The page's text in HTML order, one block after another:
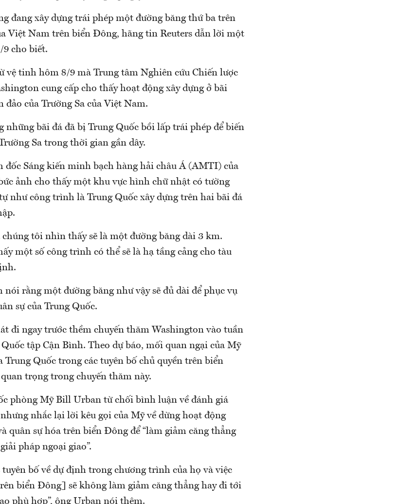
đang xây dựng trái phép một đường băng thứ ba trên
Việt Nam trên biển Đông, hãng tin Reuters dẫn lời một
9 cho biết.
vệ tinh hôm 8/9 mà Trung tâm Nghiên cứu Chiến lược
cung cấp cho thấy hoạt động xây dựng ở bãi
của Trường Sa của Việt Nam.
bãi đá đã bị Trung Quốc bồi lấp trái phép để biến
Sa trong thời gian gần dây.
đốc Sáng kiến minh bạch hàng hải châu Á (AMTI) của
ảnh cho thấy một khu vực hình chữ nhật có tường
như công trình là Trung Quốc xây dựng trên hai bãi đá
chúng tôi nhìn thấy sẽ là một đường băng dài 3 km.
một số công trình có thể sẽ là hạ tầng cảng cho tàu
nói rằng một đường băng như vậy sẽ đủ dài để phục vụ
sự của Trung Quốc.
đi ngay trước thềm chuyến thăm Washington vào tuần
tập Cận Bình. Theo dự báo, mối quan ngại của Mỹ
Trung Quốc trong các tuyên bố chủ quyền trên biển
trọng trong chuyến thăm này.
phòng Mỹ Bill Urban từ chối bình luận về đánh giá
nhắc lại lời kêu gọi của Mỹ về dừng hoạt động
quân sự hóa trên biển Đông để “làm giảm căng thẳng
pháp ngoại giao”.
bố về dự định trong chương trình của họ và việc
biển Đông] sẽ không làm giảm căng thẳng hay đi tới
phù hợp”, ông Urban nói thêm.